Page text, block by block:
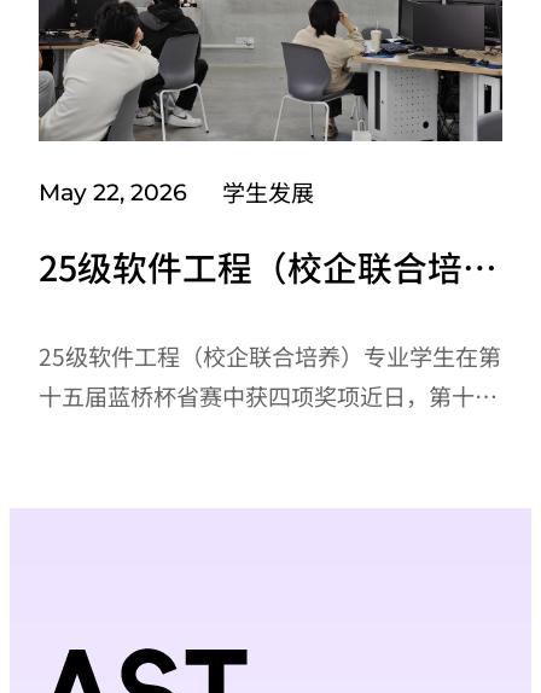
更具吸引力的职业素养活动方案。经过前期宣
传与组织，共有12组学生提交了完整作品，每
组均包含活动设计方案、讲解音频及配套
PPT，目前作品已进入集中评审阶段。...
May 22, 2026 学生发展
25级软件工程（校企联合培
杯省赛中获四项奖项
25级软件工程（校企联合培养）专业学生在第
十五届蓝桥杯省赛中获四项奖项近日，第十五
共有4名学生获奖，其中李杰同学获Python大
组织了为期6次，22课时的蓝桥杯专项培训。